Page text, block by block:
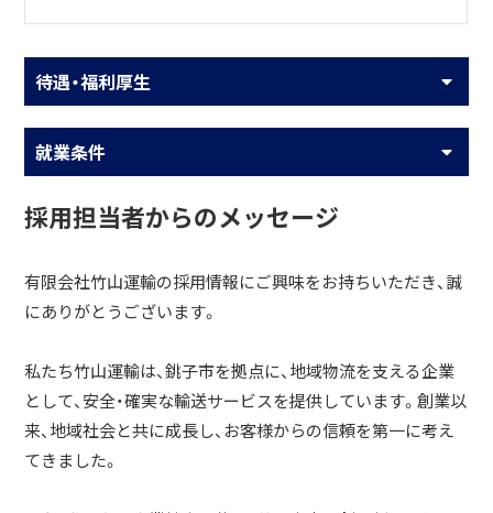
待遇・福利厚生
就業条件
採用担当者からのメッセージ
有限会社竹山運輸の採用情報にご興味をお持ちいただき、誠
にありがとうございます。
私たち竹山運輸は、銚子市を拠点に、地域物流を支える企業
として、安全・確実な輸送サービスを提供しています。創業以
来、地域社会と共に成長し、お客様からの信頼を第一に考え
てきました。